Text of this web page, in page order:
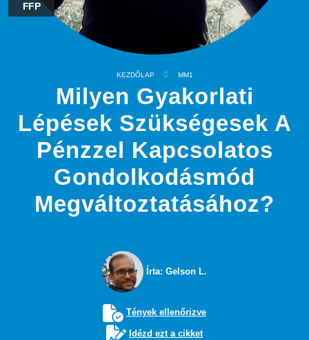
FFP
KEZDŐLAP MM1
Milyen Gyakorlati
Lépések Szükségesek A
Pénzzel Kapcsolatos
Gondolkodásmód
Megváltoztatásához?
Írta: Gelson L.
Tények ellenőrizve
Idézd ezt a cikket